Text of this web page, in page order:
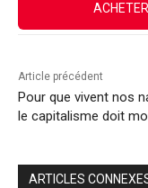
Article précédent
Pour que vivent nos
le capitalisme doit
ARTICLES